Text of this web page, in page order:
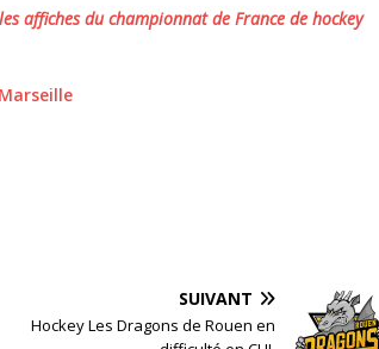
affiches du championnat de France de hockey
SUIVANT
Hockey Les Dragons de Rouen en